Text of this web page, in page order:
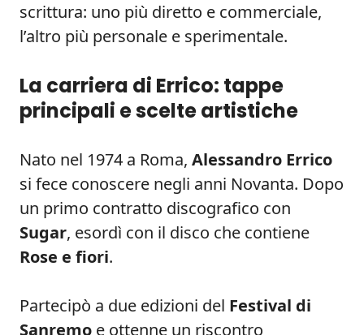
scrittura: uno più diretto e commerciale,
l’altro più personale e sperimentale.
La carriera di Errico: tappe
principali e scelte artistiche
Nato nel 1974 a Roma, Alessandro Errico
si fece conoscere negli anni Novanta. Dopo
un primo contratto discografico con
Sugar, esordì con il disco che contiene
Rose e fiori.
Partecipò a due edizioni del Festival di
Sanremo e ottenne un riscontro